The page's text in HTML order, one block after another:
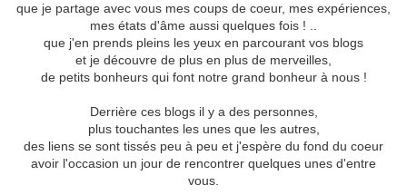
que je partage avec vous mes coups de coeur, mes expériences,
mes états d'âme aussi quelques fois ! ..
que j'en prends pleins les yeux en parcourant vos blogs
et je découvre de plus en plus de merveilles,
de petits bonheurs qui font notre grand bonheur à nous !
Derrière ces blogs il y a des personnes,
plus touchantes les unes que les autres,
des liens se sont tissés peu à peu et j'espère du fond du coeur
avoir l'occasion un jour de rencontrer quelques unes d'entre
vous.